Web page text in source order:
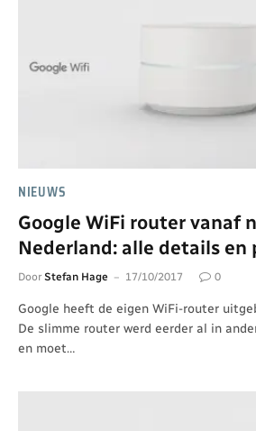
NIEUWS
Google WiFi router vanaf
Nederland: alle details en
Door Stefan Hage 17/10/2017 0
Google heeft de eigen WiFi-router
De slimme router werd eerder al in
en moet…